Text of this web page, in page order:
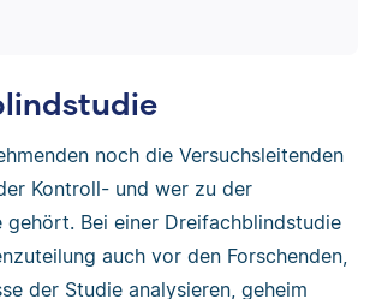
noch die Versuchsleitenden
Kontroll- und wer zu der
gehört. Bei einer Dreifachblindstudie
auch vor den Forschenden,
der Studie analysieren, geheim